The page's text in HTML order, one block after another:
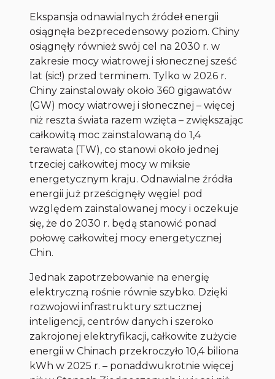
Ekspansja odnawialnych źródeł energii
osiągnęła bezprecedensowy poziom. Chiny
osiągnęły również swój cel na 2030 r. w
zakresie mocy wiatrowej i słonecznej sześć
lat (sic!) przed terminem. Tylko w 2026 r.
Chiny zainstalowały około 360 gigawatów
(GW) mocy wiatrowej i słonecznej – więcej
niż reszta świata razem wzięta – zwiększając
całkowitą moc zainstalowaną do 1,4
terawata (TW), co stanowi około jednej
trzeciej całkowitej mocy w miksie
energetycznym kraju. Odnawialne źródła
energii już prześcignęły węgiel pod
względem zainstalowanej mocy i oczekuje
się, że do 2030 r. będą stanowić ponad
połowę całkowitej mocy energetycznej
Chin.
Jednak zapotrzebowanie na energię
elektryczną rośnie równie szybko. Dzięki
rozwojowi infrastruktury sztucznej
inteligencji, centrów danych i szeroko
zakrojonej elektryfikacji, całkowite zużycie
energii w Chinach przekroczyło 10,4 biliona
kWh w 2025 r. – ponaddwukrotnie więcej